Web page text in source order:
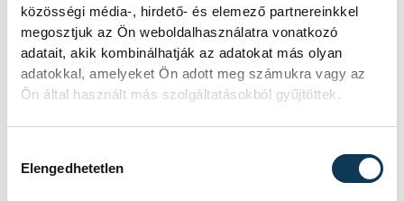
közösségi média-, hirdető- és elemező partnereinkkel
megosztjuk az Ön weboldalhasználatra vonatkozó
adatait, akik kombinálhatják az adatokat más olyan
adatokkal, amelyeket Ön adott meg számukra vagy az
Ön által használt más szolgáltatásokból gyűjtöttek.
Elengedhetetlen
Gulyás hozzátette, játékosai
természetesen elfáradtak, hiszen
kimondottan nagy testű emberek ellen